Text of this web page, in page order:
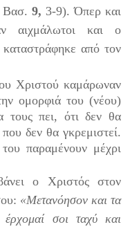
Βασ.9, 3-9). Όπερ και
αιχμάλωτοι και ο
από τον
Χριστού καμάρωναν
ομορφιά του (νέου)
τους πει, ότι δεν θα
που δεν θα γκρεμιστεί.
παραμένουν μέχρι
ο Χριστός στον
«Μετανόησον και τα
σοι ταχύ και